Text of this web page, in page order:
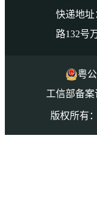
快递地址
路132号
粤
工信部备案
版权所有